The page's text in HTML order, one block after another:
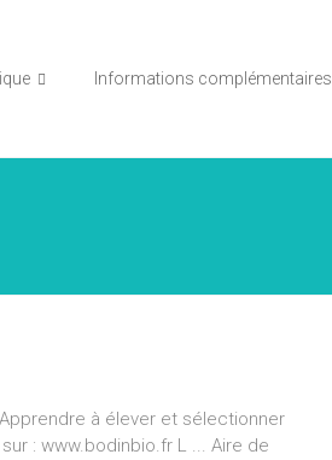
Informations complémentaires
à élever et sélectionner
: www.bodinbio.fr L ... Aire de